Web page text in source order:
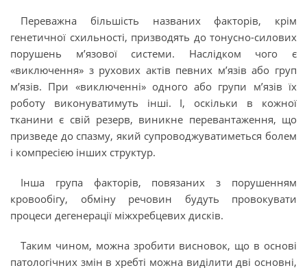
Переважна більшість названих факторів, крім
генетичної схильності, призводять до тонусно-силових
порушень м’язової системи. Наслідком чого є
«виключення» з рухових актів певних м’язів або груп
м’язів. При «виключенні» одного або групи м’язів їх
роботу виконуватимуть інші. І, оскільки в кожної
тканини є свій резерв, виникне перевантаження, що
призведе до спазму, який супроводжуватиметься болем
і компресією інших структур.
Інша група факторів, повязаних з порушенням
кровообігу, обміну речовин будуть провокувати
процеси дегенерації міжхребцевих дисків.
Таким чином, можна зробити висновок, що в основі
патологічних змін в хребті можна виділити дві основні,